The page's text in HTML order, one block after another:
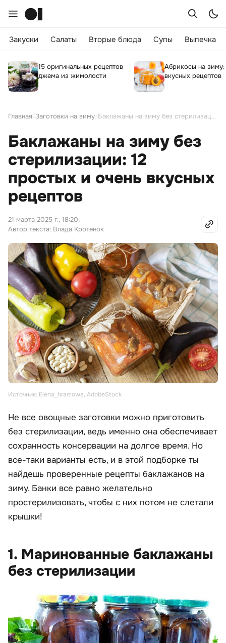
Закуски Салаты Вторые блюда Супы Выпечка
15 оригинальных рецептов
джема из жимолости
Абрикосы на
вкусных рецептов
Главная Заготовки на зиму Баклажаны на зиму без стерилизации: 12 простых и очень вкусных рецептов
Баклажаны на зиму без
стерилизации: 12
простых и очень вкусных
рецептов
21 марта 2025 г., 18:20;
Автор текста: Влада Кротенок
Источник: Elena_hramowa, AdobeStock
Не все овощные заготовки можно приготовить
без стерилизации, ведь именно она обеспечивает
сохранность консервации на долгое время. Но
все-таки варианты есть, и в этой подборке ты
найдешь проверенные рецепты баклажанов на
зиму. Банки все равно желательно
простерилизовать, чтобы с них потом не слетали
крышки!
1. Маринованные баклажаны
без стерилизации